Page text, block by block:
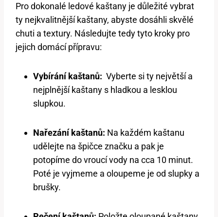
Pro dokonalé ledové kaštany je důležité vybrat
ty nejkvalitnější kaštany, abyste dosáhli⁢ skvělé
chuti a ‍textury. Následujte tedy tyto kroky pro
jejich⁤ domácí přípravu:
Vybírání kaštanů: ‌ Vyberte si ty ⁤největší a
nejplnější kaštany s hladkou a lesklou
slupkou.
Nařezání kaštanů: Na ⁣každém kaštanu‍
udělejte na špičce⁤ značku a ⁤pak je
potopíme⁤ do vroucí vody na ​cca‌ 10⁣ minut.
Poté je vyjmeme a‍ oloupeme je od slupky a⁤
brušky.